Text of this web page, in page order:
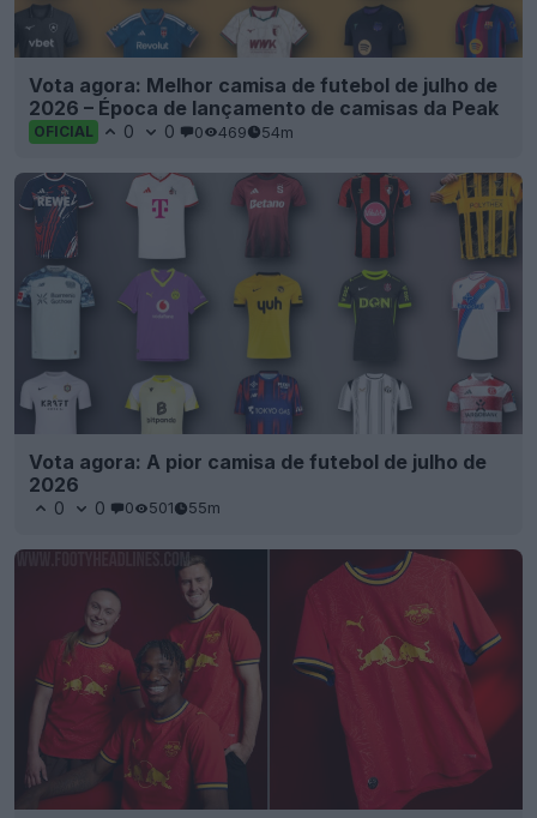
Vota agora: Melhor camisa de futebol de julho de
2026 – Época de lançamento de camisas da Peak
OFICIAL 0 0 0 469 54m
Vota agora: A pior camisa de futebol de julho de
2026
0 0 0 501 55m